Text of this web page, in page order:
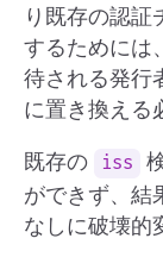
り既存の認証
するためには
待される発行
に置き換える
既存の iss
ができず、結
なしに破壊的